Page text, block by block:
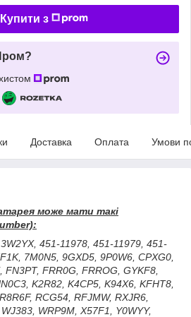
Купити з
Доставка Оплата Умови
може мати такі
451-11978, 451-11979, 451-
7M0N5, 9GXD5, 9P0W6, CPXG0,
FN3PT, FRR0G, FRROG, GYKF8,
K2R82, K4CP5, K94X6, KFHT8,
RCG54, RFJMW, RXJR6,
WRP9M, X57F1, Y0WYY,